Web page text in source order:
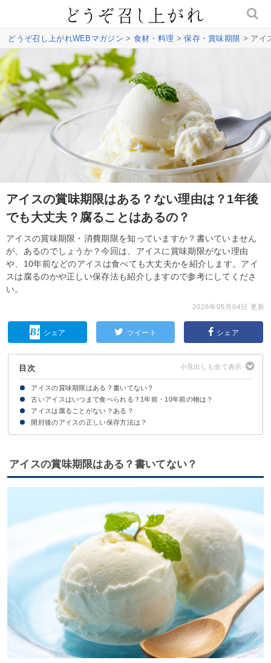
どうぞ召し上がれWEBマガジン > 食材・料理 >保存・賞味期限 > アイ
アイスの賞味期限はある？ない理由は？1年後
でも大丈夫？腐ることはあるの？
アイスの賞味期限・消費期限を知っていますか？書いていません
が、あるのでしょうか？今回は、アイスに賞味期限がない理由
や、10年前などのアイスは食べても大丈夫かを紹介します。アイ
スは腐るのかや正しい保存法も紹介しますので参考にしてくださ
い。
2026年05月04日 更新
シェア ツイート シェア
目次
アイスの賞味期限はある？書いてない？
アイスに賞味期限・消費期限ともにない理由
ただし開封後のアイスは早めに食べ切ろう
古いアイスはいつまで食べられる？1年前・10年前の物は？
未開封で保存状態が良ければ数年前の物でも食べられる
【1年前】のアイス
【3年前】のアイス
【10年前】のアイス
アイスは腐ることがない？ある？
アイスは基本的に腐ることはない
ただし開封後のアイスは劣化の可能性がある
開封後のアイスの正しい保存方法は？
アイスの賞味期限はある？書いてない？